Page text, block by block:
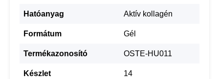
Hatóanyag Aktív kollagén
Formátum Gél
Termékazonosító OSTE-HU011
Készlet 14